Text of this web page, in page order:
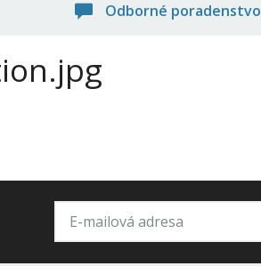
Odborné poradenstvo